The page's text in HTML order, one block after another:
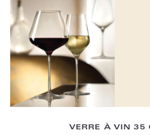
VERRE À VIN 35